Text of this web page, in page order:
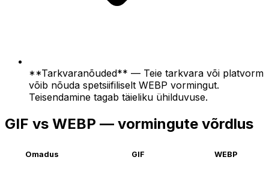
**Tarkvaranõuded** — Teie tarkvara või platvorm
võib nõuda spetsiifiliselt WEBP vormingut.
Teisendamine tagab täieliku ühilduvuse.
GIF vs WEBP — vormingute võrdlus
Omadus GIF WEBP